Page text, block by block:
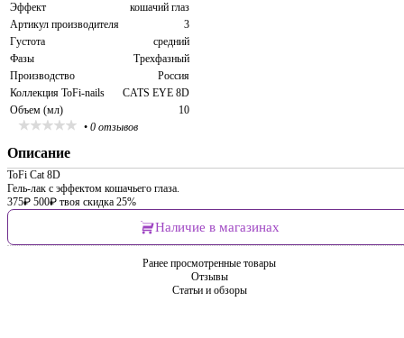
Эффект
кошачий глаз
Артикул производителя
3
Густота
средний
Фазы
Трехфазный
Производство
Россия
Коллекция ToFi-nails
CATS EYE 8D
Объем (мл)
10
• 0 отзывов
Описание
ToFi Сat 8D
Гель-лак с эффектом кошачьего глаза.
375₽ 500₽ твоя скидка 25%
Наличие в магазинах
Ранее просмотренные товары
Отзывы
Статьи и обзоры